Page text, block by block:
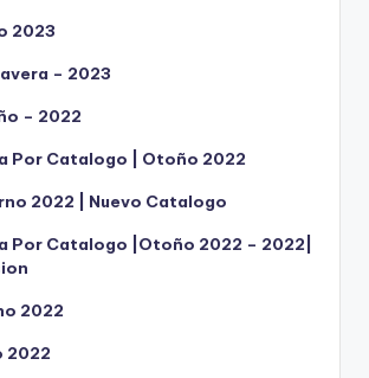
2023
– 2023
– 2022
Por Catalogo | Otoño 2022
2022 | Nuevo Catalogo
Por Catalogo |Otoño 2022 – 2022|
2022
2022